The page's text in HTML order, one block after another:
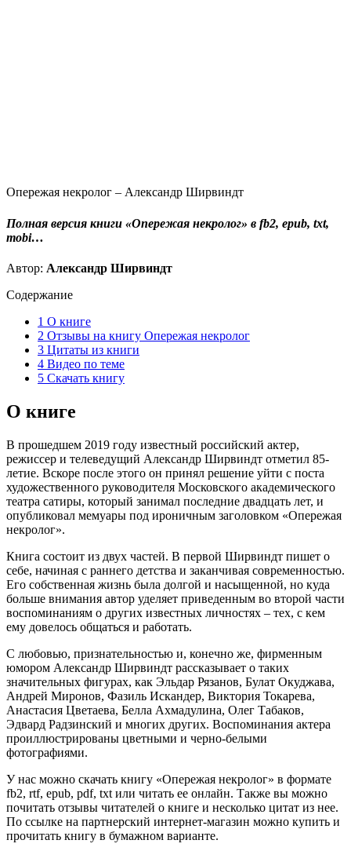
Опережая некролог – Александр Ширвиндт
Полная версия книги «Опережая некролог» в fb2, epub, txt,
mobi…
Автор: Александр Ширвиндт
Содержание
1 О книге
2 Отзывы на книгу Опережая некролог
3 Цитаты из книги
4 Видео по теме
5 Скачать книгу
О книге
В прошедшем 2019 году известный российский актер,
режиссер и телеведущий Александр Ширвиндт отметил 85-
летие. Вскоре после этого он принял решение уйти с поста
художественного руководителя Московского академического
театра сатиры, который занимал последние двадцать лет, и
опубликовал мемуары под ироничным заголовком «Опережая
некролог».
Книга состоит из двух частей. В первой Ширвиндт пишет о
себе, начиная с раннего детства и заканчивая современностью.
Его собственная жизнь была долгой и насыщенной, но куда
больше внимания автор уделяет приведенным во второй части
воспоминаниям о других известных личностях – тех, с кем
ему довелось общаться и работать.
С любовью, признательностью и, конечно же, фирменным
юмором Александр Ширвиндт рассказывает о таких
значительных фигурах, как Эльдар Рязанов, Булат Окуджава,
Андрей Миронов, Фазиль Искандер, Виктория Токарева,
Анастасия Цветаева, Белла Ахмадулина, Олег Табаков,
Эдвард Радзинский и многих других. Воспоминания актера
проиллюстрированы цветными и черно-белыми
фотографиями.
У нас можно скачать книгу «Опережая некролог» в формате
fb2, rtf, epub, pdf, txt или читать ее онлайн. Также вы можно
почитать отзывы читателей о книге и несколько цитат из нее.
По ссылке на партнерский интернет-магазин можно купить и
прочитать книгу в бумажном варианте.